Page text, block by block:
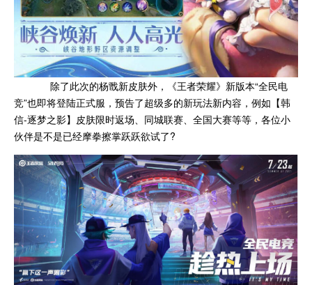
除了此次的杨戬新皮肤外，《王者荣耀》新版本“全民电
竞”也即将登陆正式服，预告了超级多的新玩法新内容，例如【韩
信-逐梦之影】皮肤限时返场、同城联赛、全国大赛等等，各位小
伙伴是不是已经摩拳擦掌跃跃欲试了?